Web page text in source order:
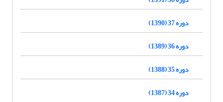
دوره 37 (1390)
دوره 36 (1389)
دوره 35 (1388)
دوره 34 (1387)